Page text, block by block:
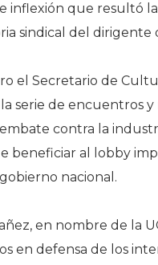
inflexión que resultó
sindical del dirigente
el Secretario de
serie de encuentros
contra la
beneficiar al lobby
nacional.
en nombre de la
en defensa de los